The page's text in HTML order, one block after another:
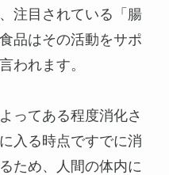
注目されている「腸
品はその活動をサポ
われます。
ってある程度消化さ
入る時点ですでに消
ため、人間の体内に